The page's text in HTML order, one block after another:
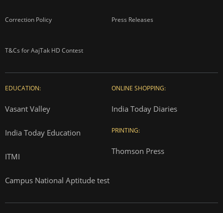
Correction Policy Press Releases
T&Cs for AajTak HD Contest
EDUCATION:
Vasant Valley
India Today Education
ITMI
Campus National Aptitude test
ONLINE SHOPPING:
India Today Diaries
PRINTING:
Thomson Press